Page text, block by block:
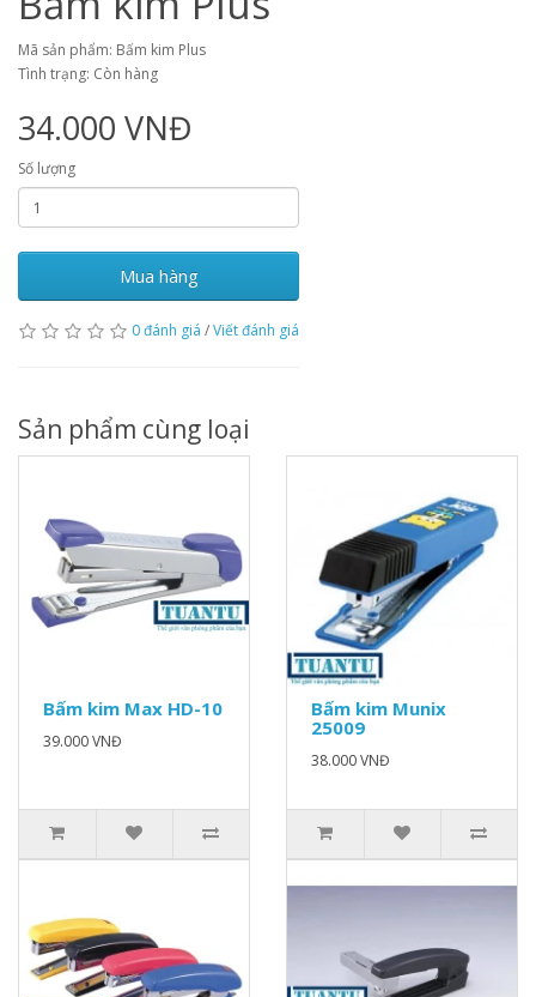
Mã sản phẩm: Bấm kim Plus
Tình trạng: Còn hàng
34.000 VNĐ
Số lượng
Mua hàng
0 đánh giá /Viết đánh giá
Sản phẩm cùng loại
Bấm kim Max HD-10
39.000 VNĐ
Bấm kim Munix
25009
38.000 VNĐ